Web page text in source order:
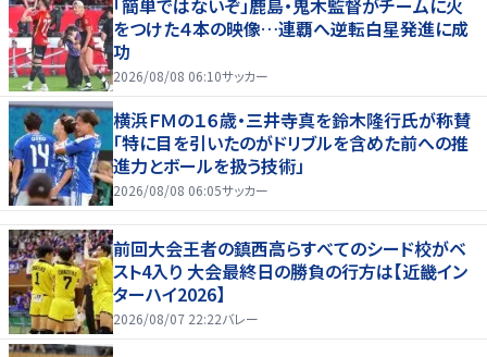
「簡単ではないぞ」鹿島・鬼木監督がチームに火
をつけた４本の映像…連覇へ逆転白星発進に成
功
2026/08/08 06:10サッカー
横浜ＦＭの１６歳・三井寺真を鈴木隆行氏が称賛
「特に目を引いたのがドリブルを含めた前への推
進力とボールを扱う技術」
2026/08/08 06:05サッカー
前回大会王者の鎮西高らすべてのシード校がベ
スト4入り 大会最終日の勝負の行方は【近畿イン
ターハイ2026】
2026/08/07 22:22バレー